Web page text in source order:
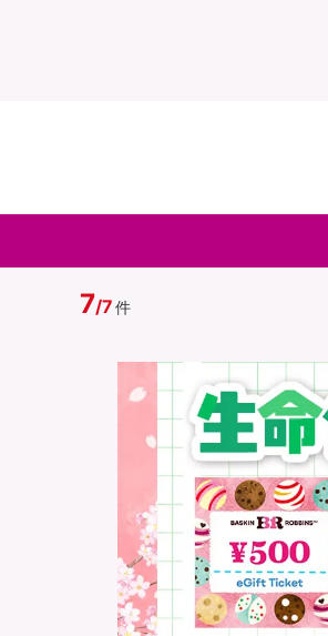
スマホ保険
7/7件